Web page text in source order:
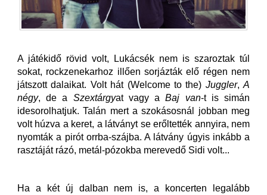
A játékidő rövid volt, Lukácsék nem is szaroztak túl
sokat, rockzenekarhoz illően sorjázták elő régen nem
játszott dalaikat. Volt hát (Welcome to the) Juggler, A
négy, de a Szextárgyat vagy aBaj van-t is simán
idesorolhatjuk. Talán mert a szokásosnál jobban meg
volt húzva a keret, a látványt se erőltették annyira, nem
nyomták a pirót orrba-szájba. A látvány úgyis inkább a
rasztáját rázó, metál-pózokba merevedő Sidi volt...
Ha a két új dalban nem is, a koncerten legalább